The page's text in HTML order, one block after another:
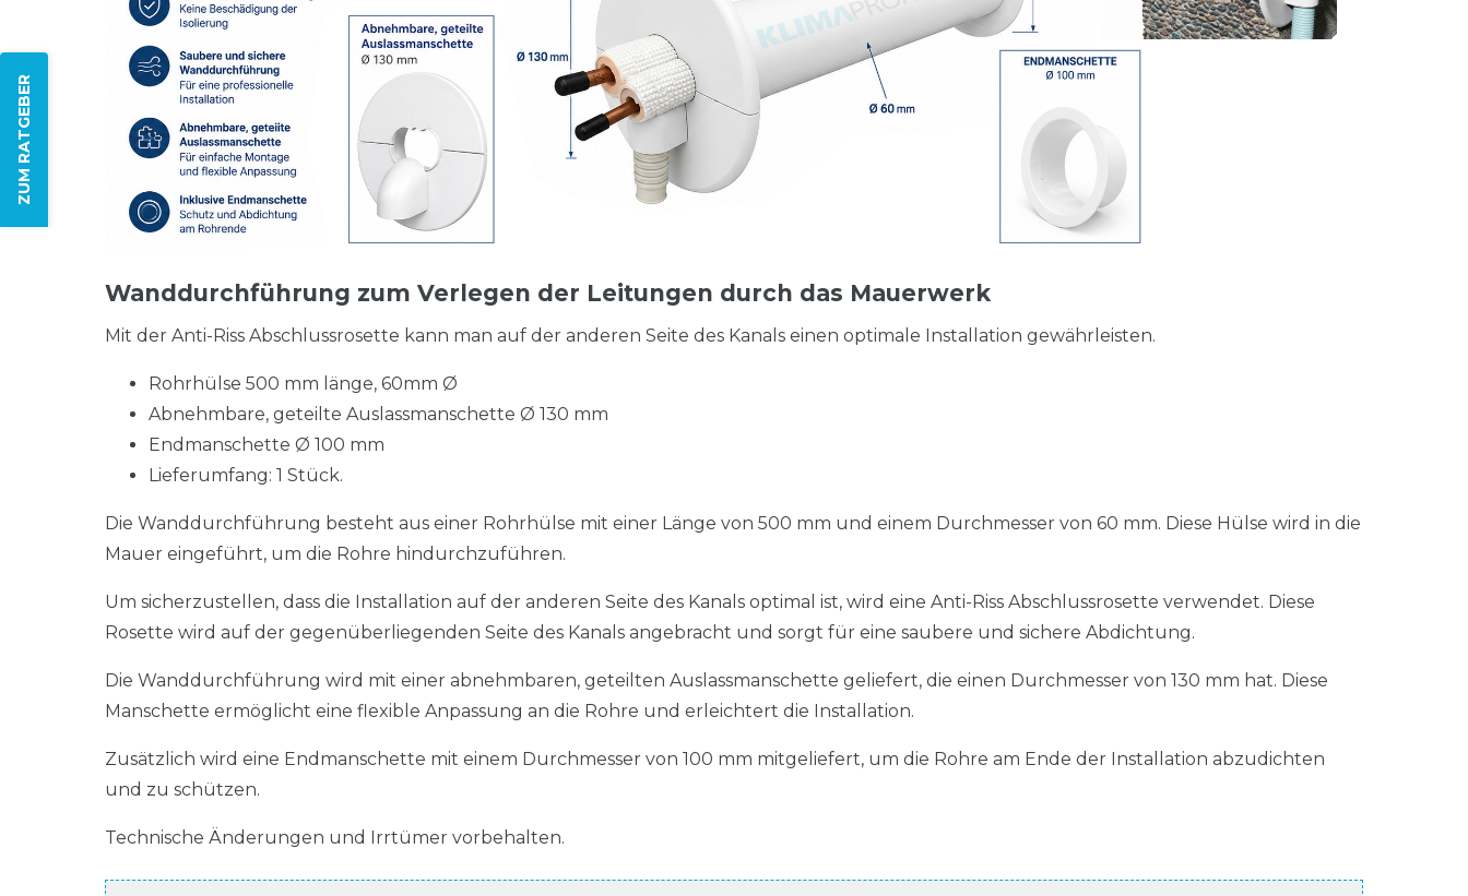
ZUM RATGEBER
Wanddurchführung zum Verlegen der Leitungen durch das Mauerwerk
Mit der Anti-Riss Abschlussrosette kann man auf der anderen Seite des Kanals einen optimale Installation gewährleisten.
Rohrhülse 500 mm länge, 60mm Ø
Abnehmbare, geteilte Auslassmanschette Ø 130 mm
Endmanschette Ø 100 mm
Lieferumfang: 1 Stück.
Die Wanddurchführung besteht aus einer Rohrhülse mit einer Länge von 500 mm und einem Durchmesser von 60 mm. Diese Hülse wird in die
Mauer eingeführt, um die Rohre hindurchzuführen.
Um sicherzustellen, dass die Installation auf der anderen Seite des Kanals optimal ist, wird eine Anti-Riss Abschlussrosette verwendet. Diese
Rosette wird auf der gegenüberliegenden Seite des Kanals angebracht und sorgt für eine saubere und sichere Abdichtung.
Die Wanddurchführung wird mit einer abnehmbaren, geteilten Auslassmanschette geliefert, die einen Durchmesser von 130 mm hat. Diese
Manschette ermöglicht eine flexible Anpassung an die Rohre und erleichtert die Installation.
Zusätzlich wird eine Endmanschette mit einem Durchmesser von 100 mm mitgeliefert, um die Rohre am Ende der Installation abzudichten
und zu schützen.
Technische Änderungen und Irrtümer vorbehalten.